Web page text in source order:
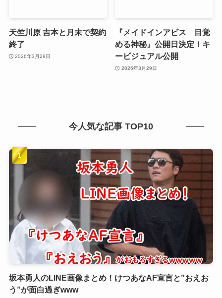
天竺川原 吉本と月末で契約
終了
2026年3月29日
『メイドインアビス 目覚
める神秘』公開日決定！キ
ービジュアル公開
2026年3月29日
今人気な記事 TOP10
坂本勇人のLINE画像まとめ！けつあなAF宣言と”おえお
う”が面白過ぎwww